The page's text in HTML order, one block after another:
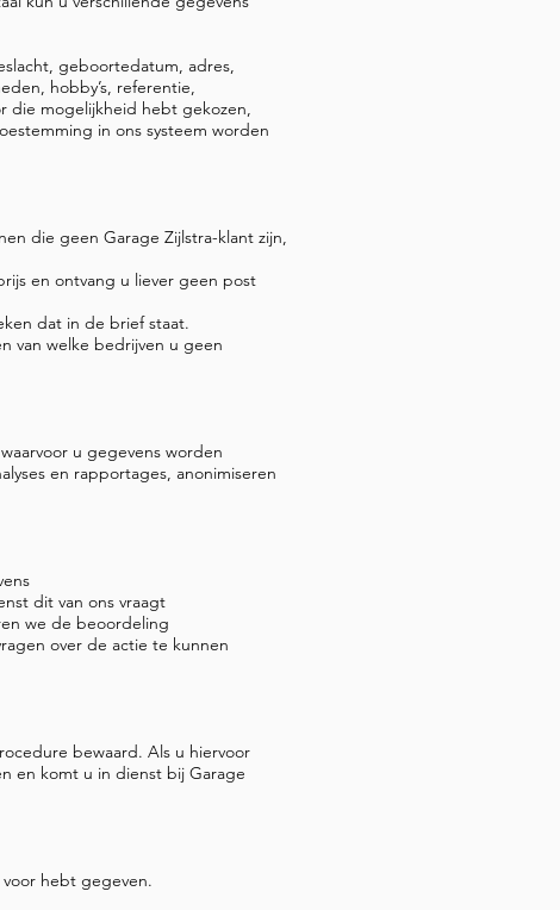
geboortedatum, adres,
hobby’s, referentie,
die mogelijkheid hebt gekozen,
in ons systeem worden
die geen Garage Zijlstra-klant zijn,
en ontvang u liever geen post
dat in de brief staat.
van welke bedrijven u geen
u gegevens worden
en rapportages, anonimiseren
dit van ons vraagt
we de beoordeling
over de actie te kunnen
bewaard. Als u hiervoor
en komt u in dienst bij Garage
hebt gegeven.